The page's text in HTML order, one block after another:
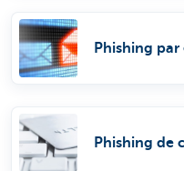
Phishing
Phishing de